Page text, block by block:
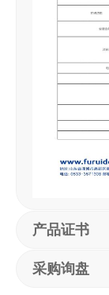
产品证书
采购询盘